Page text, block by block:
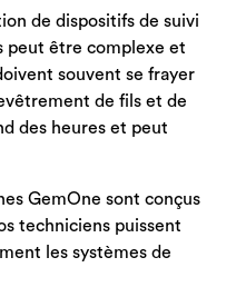
de dispositifs de suivi
peut être complexe et
souvent se frayer
de fils et de
des heures et peut
GemOne sont conçus
techniciens puissent
les systèmes de